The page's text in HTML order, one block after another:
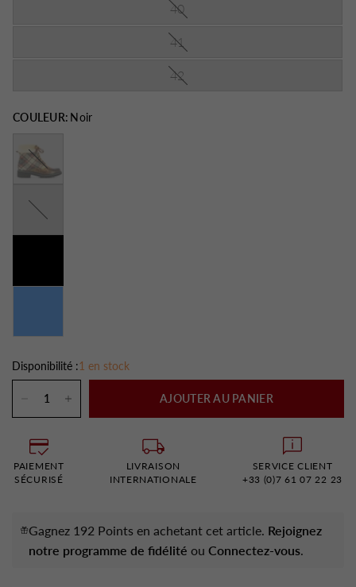
40
41
42
COULEUR: Noir
Disponibilité :1 en stock
AJOUTER AU PANIER
PAIEMENT
SÉCURISÉ
LIVRAISON
INTERNATIONALE
SERVICE CLIENT
+33 (0)7 61 07 22 23
Gagnez 192 Points en achetant cet article. Rejoignez
notre programme de fidélité ou Connectez-vous.